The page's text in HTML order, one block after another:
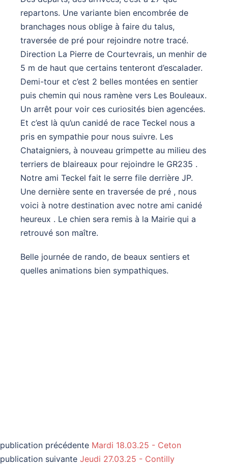
repartons. Une variante bien encombrée de
branchages nous oblige à faire du talus,
traversée de pré pour rejoindre notre tracé.
Direction La Pierre de Courtevrais, un menhir de
5 m de haut que certains tenteront d’escalader.
Demi-tour et c’est 2 belles montées en sentier
puis chemin qui nous ramène vers Les Bouleaux.
Un arrêt pour voir ces curiosités bien agencées.
Et c’est là qu’un canidé de race Teckel nous a
pris en sympathie pour nous suivre. Les
Chataigniers, à nouveau grimpette au milieu des
terriers de blaireaux pour rejoindre le GR235 .
Notre ami Teckel fait le serre file derrière JP.
Une dernière sente en traversée de pré , nous
voici à notre destination avec notre ami canidé
heureux . Le chien sera remis à la Mairie qui a
retrouvé son maître.
Belle journée de rando, de beaux sentiers et
quelles animations bien sympathiques.
publication précédente Mardi 18.03.25 - Ceton
publication suivante Jeudi 27.03.25 - Contilly